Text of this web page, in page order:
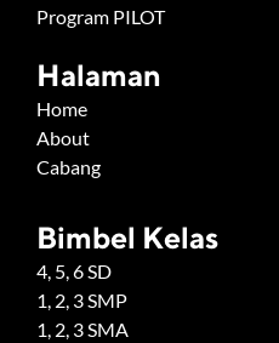
Program PILOT
Halaman
Home
About
Cabang
Bimbel Kelas
4, 5, 6 SD
1, 2, 3 SMP
1, 2, 3 SMA